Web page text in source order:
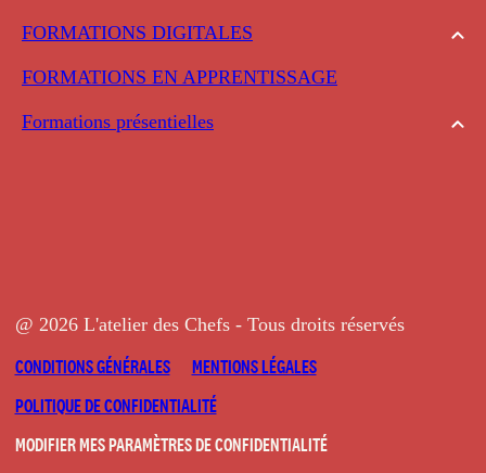
FORMATIONS DIGITALES
FORMATIONS EN APPRENTISSAGE
Formations présentielles
@ 2026 L'atelier des Chefs - Tous droits réservés
CONDITIONS GÉNÉRALES
MENTIONS LÉGALES
POLITIQUE DE CONFIDENTIALITÉ
MODIFIER MES PARAMÈTRES DE CONFIDENTIALITÉ